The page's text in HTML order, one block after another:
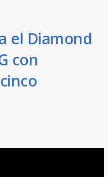
el Diamond
con